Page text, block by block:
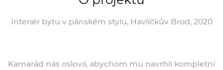
Interiér bytu v pánském stylu, Havlíčkův Brod, 2020
Kamarád nás oslovil, abychom mu navrhli kompletní